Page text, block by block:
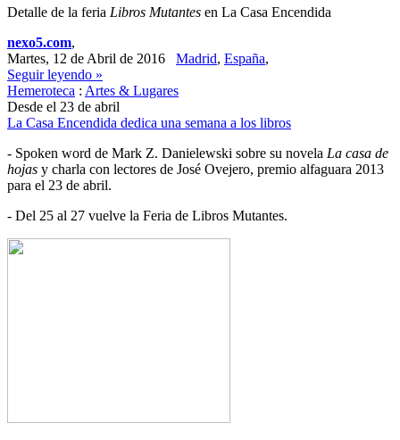
Detalle de la feria Libros Mutantes en La Casa Encendida
nexo5.com,
Martes, 12 de Abril de 2016 Madrid, España,
Seguir leyendo »
Hemeroteca : Artes & Lugares
Desde el 23 de abril
La Casa Encendida dedica una semana a los libros
- Spoken word de Mark Z. Danielewski sobre su novela La casa de
hojas y charla con lectores de José Ovejero, premio alfaguara 2013
para el 23 de abril.
- Del 25 al 27 vuelve la Feria de Libros Mutantes.